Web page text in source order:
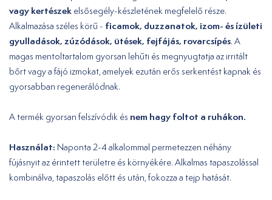
vagy kertészek elsősegély-készletének megfelelő része.
Alkalmazása széles körű - ficamok, duzzanatok, izom- és ízületi
gyulladások, zúzódások, ütések, fejfájás, rovarcsípés. A
magas mentoltartalom gyorsan lehűti és megnyugtatja az irritált
bőrt vagy a fájó izmokat, amelyek ezután erős serkentést kapnak és
gyorsabban regenerálódnak.
A termék gyorsan felszívódik és nem hagy foltot a ruhákon.
Használat: Naponta 2-4 alkalommal permetezzen néhány
fújásnyit az érintett területre és környékére. Alkalmas tapaszolással
kombinálva, tapaszolás előtt és után, fokozza a tejp hatását.